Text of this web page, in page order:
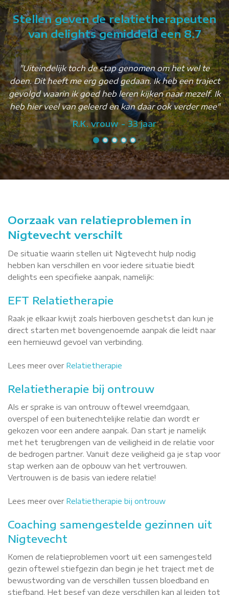
Stellen geven de relatietherapeuten
van delights gemiddeld een 8.7
"Uiteindelijk toch de stap genomen om het wel te
doen. Dit heeft me erg goed gedaan. Ik heb een traject
gevolgd waarin ik goed heb leren kijken naar mezelf. Ik
heb hier veel van geleerd en kan daar ook verder mee"
R.K. vrouw - 33 jaar
Oorzaak van relatieproblemen in
Nigtevecht verschilt
De situatie waarin stellen uit Nigtevecht hulp nodig
hebben kan verschillen en voor iedere situatie biedt
delights een specifieke aanpak, namelijk:
EFT Relatietherapie
Raak je elkaar kwijt zoals hierboven geschetst dan kun je
direct starten met bovengenoemde aanpak die leidt naar
een hernieuwd gevoel van verbinding.
Lees meer over Relatietherapie
Relatietherapie bij ontrouw
Als er sprake is van ontrouw oftewel vreemdgaan,
overspel of een buitenechtelijke relatie dan wordt er
gekozen voor een andere aanpak. Dan start je namelijk
met het terugbrengen van de veiligheid in de relatie voor
de bedrogen partner. Vanuit deze veiligheid ga je stap voor
stap werken aan de opbouw van het vertrouwen.
Vertrouwen is de basis van iedere relatie!
Lees meer over Relatietherapie bij ontrouw
Coaching samengestelde gezinnen uit
Nigtevecht
Komen de relatieproblemen voort uit een samengesteld
gezin oftewel stiefgezin dan begin je het traject met de
bewustwording van de verschillen tussen bloedband en
stiefband. Het besef van deze verschillen kan al leiden tot